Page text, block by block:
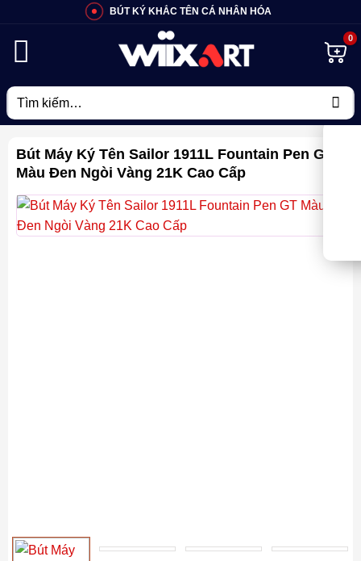
BÚT KÝ KHẮC TÊN CÁ NHÂN HÓA
Tìm
kiếm:
Bút Máy Ký Tên Sailor 1911L Fountain Pen GT
Màu Đen Ngòi Vàng 21K Cao Cấp